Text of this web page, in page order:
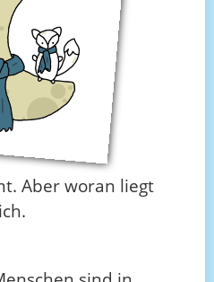
Aber woran liegt